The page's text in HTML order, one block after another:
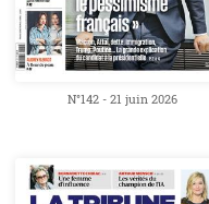
N°142 - 21 juin 2026